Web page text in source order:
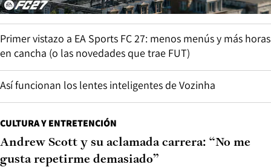
Primer vistazo a EA Sports FC 27: menos menús y más horas
en cancha (o las novedades que trae FUT)
Así funcionan los lentes inteligentes de Vozinha
CULTURA Y ENTRETENCIÓN
Andrew Scott y su aclamada carrera: “No me
gusta repetirme demasiado”